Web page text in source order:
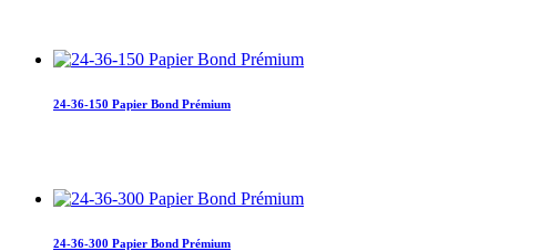
24-36-150 Papier Bond Prémium
24-36-300 Papier Bond Prémium